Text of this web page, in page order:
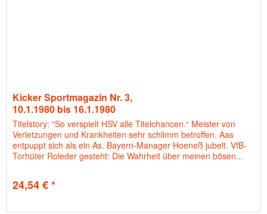
Kicker Sportmagazin Nr. 3,
10.1.1980 bis 16.1.1980
Titelstory: “So verspielt HSV alle Titelchancen.“ Meister von
Verletzungen und Krankheiten sehr schlimm betroffen. Aas
entpuppt sich als ein As. Bayern-Manager Hoeneß jubelt. VfB-
Torhüter Roleder gesteht: Die Wahrheit über meinen bösen...
24,54 € *